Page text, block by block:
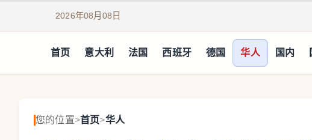
2026年08月08日
首页 意大利 法国 西班牙 德国 华人 国内
您的位置>首页>华人